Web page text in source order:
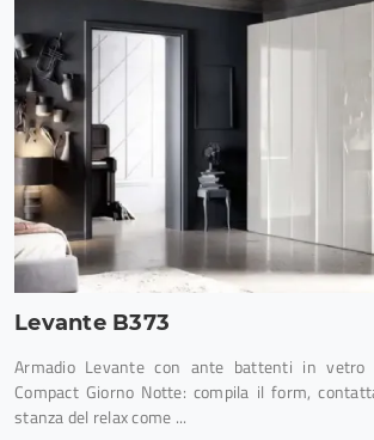
Levante B373
Armadio Levante con ante battenti in
Compact Giorno Notte: compila il form,
stanza del relax come ...